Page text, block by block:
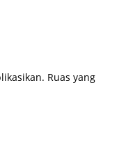
Ruas yang